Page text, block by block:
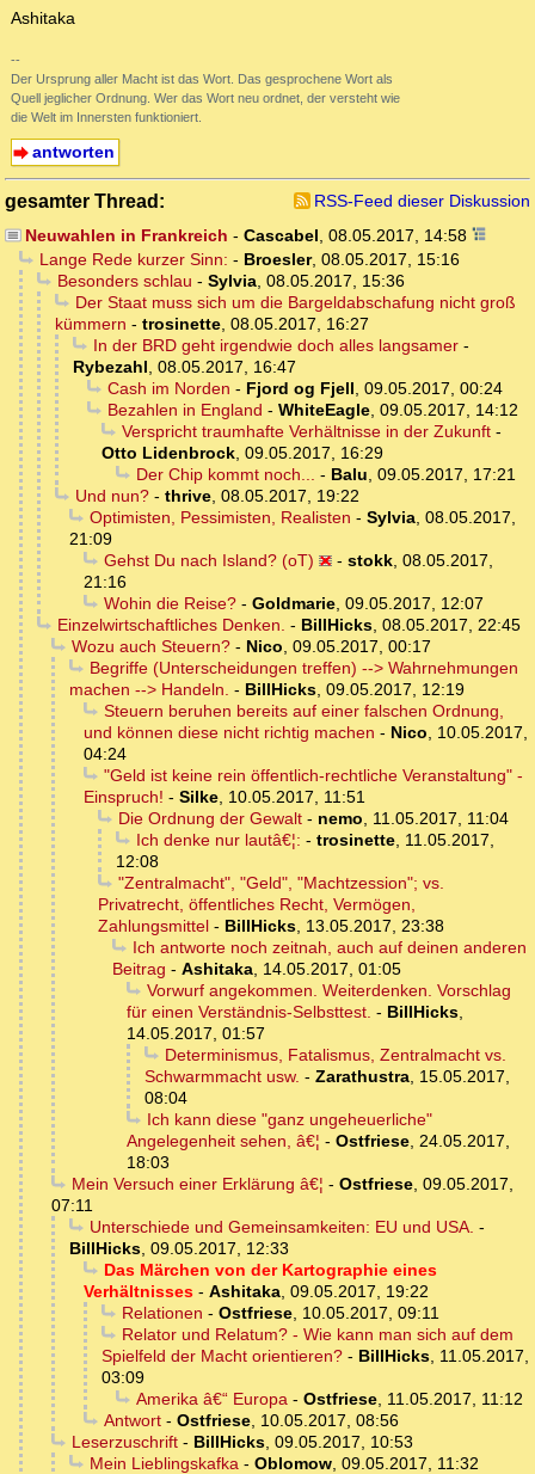
Ashitaka
--
Der Ursprung aller Macht ist das Wort. Das gesprochene Wort als
Quell jeglicher Ordnung. Wer das Wort neu ordnet, der versteht wie
die Welt im Innersten funktioniert.
antworten
gesamter Thread:
RSS-Feed dieser Diskussion
Neuwahlen in Frankreich - Cascabel, 08.05.2017, 14:58
Lange Rede kurzer Sinn: - Broesler, 08.05.2017, 15:16
Besonders schlau - Sylvia, 08.05.2017, 15:36
Der Staat muss sich um die Bargeldabschafung nicht groß
kümmern - trosinette, 08.05.2017, 16:27
In der BRD geht irgendwie doch alles langsamer-
Rybezahl, 08.05.2017, 16:47
Cash im Norden - Fjord og Fjell, 09.05.2017, 00:24
Bezahlen in England - WhiteEagle, 09.05.2017, 14:12
Verspricht traumhafte Verhältnisse in der Zukunft-
Otto Lidenbrock, 09.05.2017, 16:29
Der Chip kommt noch... - Balu, 09.05.2017, 17:21
Und nun?- thrive, 08.05.2017, 19:22
Optimisten, Pessimisten, Realisten - Sylvia, 08.05.2017,
21:09
Gehst Du nach Island? (oT)
- stokk, 08.05.2017,
21:16
Wohin die Reise?- Goldmarie, 09.05.2017, 12:07
Einzelwirtschaftliches Denken. - BillHicks, 08.05.2017, 22:45
Wozu auch Steuern?- Nico, 09.05.2017, 00:17
Begriffe (Unterscheidungen treffen) --> Wahrnehmungen
machen --> Handeln. - BillHicks, 09.05.2017, 12:19
Steuern beruhen bereits auf einer falschen Ordnung,
und können diese nicht richtig machen - Nico, 10.05.2017,
04:24
"Geld ist keine rein öffentlich-rechtliche Veranstaltung" -
Einspruch! - Silke, 10.05.2017, 11:51
Die Ordnung der Gewalt- nemo, 11.05.2017, 11:04
Ich denke nur lautâ€¦: - trosinette, 11.05.2017,
12:08
"Zentralmacht", "Geld", "Machtzession"; vs.
Privatrecht, öffentliches Recht, Vermögen,
Zahlungsmittel - BillHicks, 13.05.2017, 23:38
Ich antworte noch zeitnah, auch auf deinen anderen
Beitrag - Ashitaka, 14.05.2017, 01:05
Vorwurf angekommen. Weiterdenken. Vorschlag
für einen Verständnis-Selbsttest. - BillHicks,
14.05.2017, 01:57
Determinismus, Fatalismus, Zentralmacht vs.
Schwarmmacht usw. - Zarathustra, 15.05.2017,
08:04
Ich kann diese "ganz ungeheuerliche"
Angelegenheit sehen, â€¦ - Ostfriese, 24.05.2017,
18:03
Mein Versuch einer Erklärung â€¦ - Ostfriese, 09.05.2017,
07:11
Unterschiede und Gemeinsamkeiten: EU und USA. -
BillHicks, 09.05.2017, 12:33
Das Märchen von der Kartographie eines
Verhältnisses - Ashitaka, 09.05.2017, 19:22
Relationen - Ostfriese, 10.05.2017, 09:11
Relator und Relatum? - Wie kann man sich auf dem
Spielfeld der Macht orientieren? - BillHicks, 11.05.2017,
03:09
Amerika â€“ Europa- Ostfriese, 11.05.2017, 11:12
Antwort- Ostfriese, 10.05.2017, 08:56
Leserzuschrift- BillHicks, 09.05.2017, 10:53
Mein Lieblingskafka- Oblomow, 09.05.2017, 11:32